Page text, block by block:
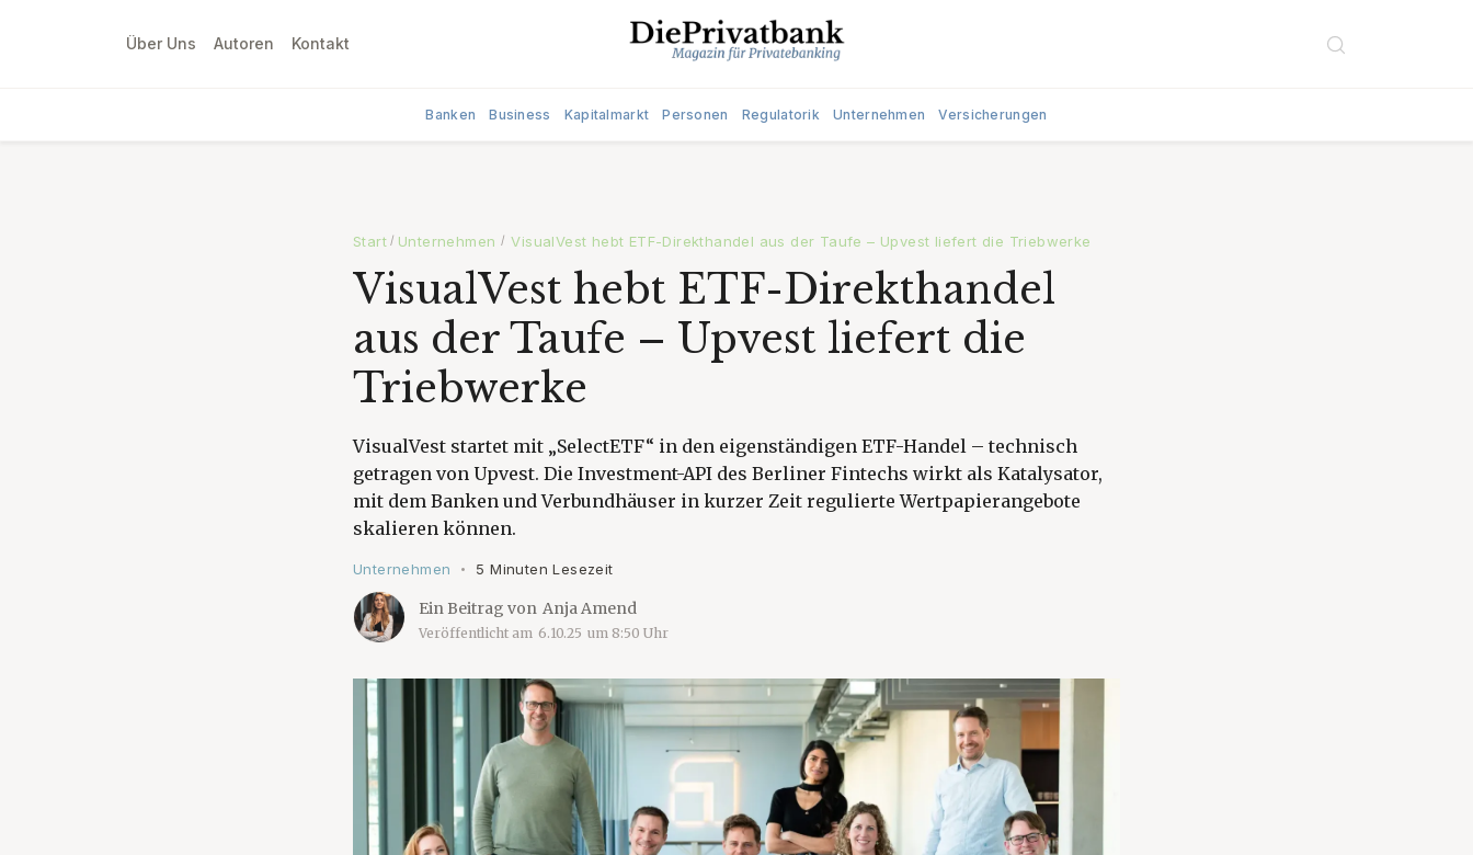
Über Uns Autoren Kontakt
Banken Business Kapitalmarkt Personen Regulatorik Unternehmen Versicherungen
Start / Unternehmen / VisualVest hebt ETF-Direkthandel aus der Taufe – Upvest liefert die Triebwerke
VisualVest hebt ETF-Direkthandel
aus der Taufe – Upvest liefert die
Triebwerke
VisualVest startet mit „SelectETF“ in den eigenständigen ETF-Handel – technisch
getragen von Upvest. Die Investment-API des Berliner Fintechs wirkt als Katalysator,
mit dem Banken und Verbundhäuser in kurzer Zeit regulierte Wertpapierangebote
skalieren können.
Unternehmen • 5 Minuten Lesezeit
Ein Beitrag von Anja Amend
Veröffentlicht am 6.10.25 um 8:50 Uhr